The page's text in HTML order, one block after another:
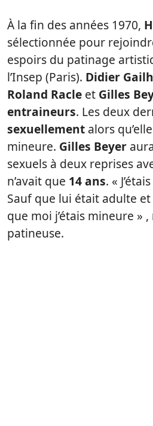
À la fin des années 1970,
sélectionnée pour
espoirs du patinage
l’Insep (Paris). Didier
Roland Racle et Gilles
entraineurs. Les deux
sexuellement alors
mineure. Gilles Beyer
sexuels à deux reprises
n’avait que 14 ans. «
Sauf que lui était adulte
que moi j’étais mineure »
patineuse.